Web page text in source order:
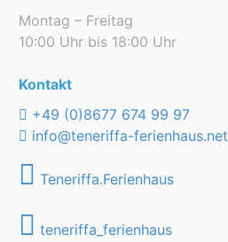
Montag – Freitag
10:00 Uhr bis 18:00 Uhr
Kontakt
+49 (0)8677 674 99 97
info@teneriffa-ferienhaus.net
Teneriffa.Ferienhaus
teneriffa_ferienhaus